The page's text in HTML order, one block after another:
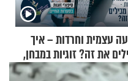
עצמית וחרדות – איך
את זה? זוגיות במבחן,
עם יהודית ואלתר כהן